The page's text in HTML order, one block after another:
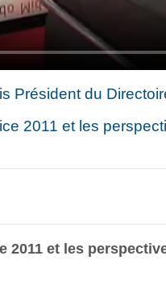
Président du
2011 et les
2011 et les